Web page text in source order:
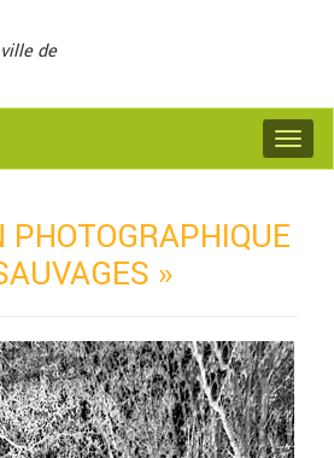
de
Menu
PHOTOGRAPHIQUE
»